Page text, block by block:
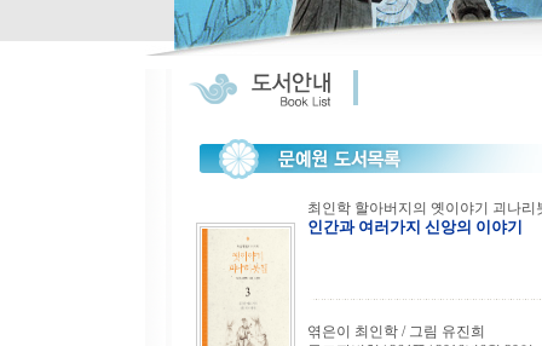
최인학 할아버지의 옛이야기 괴나리
인간과 여러가지 신앙의 이야기
엮은이 최인학 / 그림 유진희